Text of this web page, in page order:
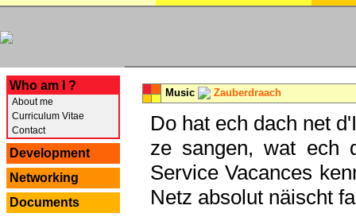
Who am I ?
About me
Curriculum Vitae
Contact
Development
Networking
Documents
Music Zauberdraach
Do hat ech dach net
ze sangen, wat ech
Service Vacances
Netz absolut näischt